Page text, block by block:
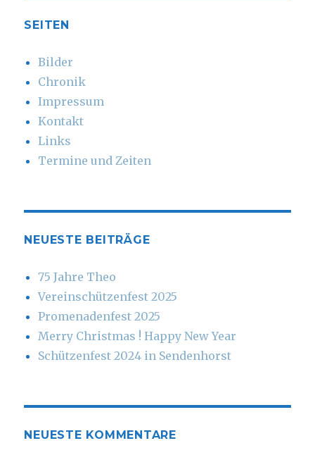
SEITEN
Bilder
Chronik
Impressum
Kontakt
Links
Termine und Zeiten
NEUESTE BEITRÄGE
75 Jahre Theo
Vereinschützenfest 2025
Promenadenfest 2025
Merry Christmas ! Happy New Year
Schützenfest 2024 in Sendenhorst
NEUESTE KOMMENTARE